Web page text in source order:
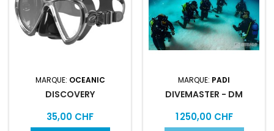
MARQUE: OCEANIC
DISCOVERY
Prix
35,00 CHF
MARQUE: PADI
DIVEMASTER - DM
Prix
1 250,00 CHF